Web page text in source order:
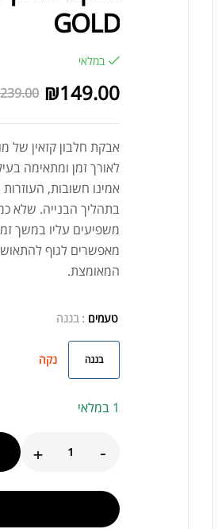
GOLD
במלאי
239.00 ₪149.00
לאורך זמן ומתאימה
אמינו חשובות,
בתהליך הבנייה. שלא
משפיעים עליו במשך
מאפשרים לגוף
המאומצת.
טעמים : בננה
בננה נקה
1 במלאי
-
+